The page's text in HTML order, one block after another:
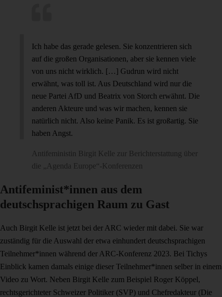
Ich habe das gerade gelesen. Sie konzentrieren sich
auf die großen Organisationen, aber sie kennen viele
von uns nicht wirklich. […] Gudrun wird nicht
erwähnt, was toll ist. Aus Deutschland wird nur die
neue Partei AfD und Beatrix von Storch erwähnt. Die
anderen Akteure und was wir machen, kennen sie
natürlich nicht. Also keine Panik. Es ist großartig. Sie
haben Angst.
Antifeministin Birgit Kelle zur Berichterstattung über
die „Agenda Europe“-Konferenzen
Antifeminist*innen aus dem
deutschsprachigen Raum zu Gast
Auch Birgit Kelle ist jetzt bei der ARC wieder mit dabei. Sie war
zuständig für die Auswahl der etwa einhundert deutschsprachigen
Teilnehmer*innen während der ARC-Konferenz 2023. Bei Tichys
Einblick kamen damals einige dieser Teilnehmer*innen selber in einem
Video zu Wort. Neben Birgit Kelle zum Beispiel Roger Köppel,
rechtsgerichteter Schweizer Politiker (SVP) und Chefredakteur (Die